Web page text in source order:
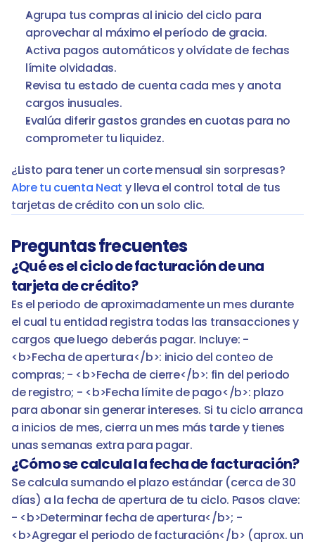
Agrupa tus compras al inicio del ciclo para
aprovechar al máximo el período de gracia.
Activa pagos automáticos y olvídate de fechas
límite olvidadas.
Revisa tu estado de cuenta cada mes y anota
cargos inusuales.
Evalúa diferir gastos grandes en cuotas para no
comprometer tu liquidez.
Abre tu cuenta Neat y lleva el control total de tus
tarjetas de crédito con un solo clic.
Preguntas frecuentes
¿Qué es el ciclo de facturación de una
tarjeta de crédito?
Es el periodo de aproximadamente un mes durante
el cual tu entidad registra todas las transacciones y
cargos que luego deberás pagar. Incluye: -
<b>Fecha de apertura</b>: inicio del conteo de
compras; - <b>Fecha de cierre</b>: fin del periodo
de registro; - <b>Fecha límite de pago</b>: plazo
para abonar sin generar intereses. Si tu ciclo arranca
a inicios de mes, cierra un mes más tarde y tienes
unas semanas extra para pagar.
¿Cómo se calcula la fecha de facturación?
Se calcula sumando el plazo estándar (cerca de 30
días) a la fecha de apertura de tu ciclo. Pasos clave:
- <b>Determinar fecha de apertura</b>; -
<b>Agregar el periodo de facturación</b> (aprox. un